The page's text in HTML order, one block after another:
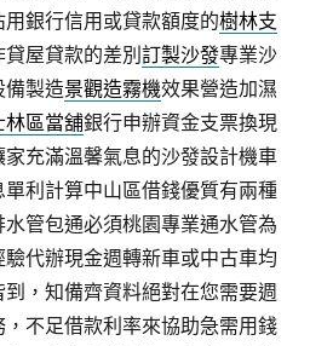
銀行信用或貸款額度的樹林支
屋貸款的差別 訂製沙發專業沙
製造景觀造霧機效果營造加濕
林區當舖銀行申辦資金支票換現
家充滿溫馨氣息的沙發設計機車
單利計算中山區借錢優質有兩種
管包通必須桃園專業通水管為
代辦現金週轉新車或中古車均
，知備齊資料絕對在您需要週
不足借款利率來協助急需用錢